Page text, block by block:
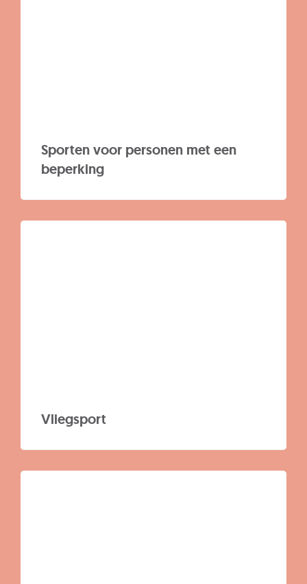
Sporten voor personen met een
beperking
Vliegsport